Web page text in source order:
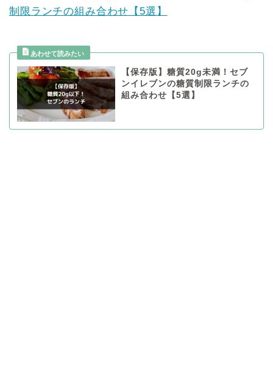
制限ランチの組み合わせ【5選】
【保存版】糖質20g未満！セブ
ンイレブンの糖質制限ランチの
組み合わせ【5選】